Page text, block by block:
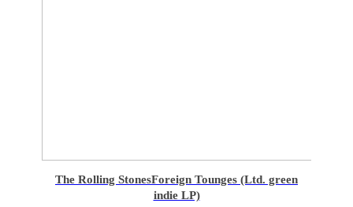
The Rolling StonesForeign Tounges (Ltd. green
indie LP)